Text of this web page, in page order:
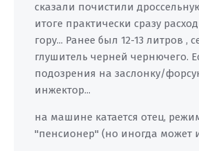
сказали почистили
итоге практически сразу
гору... Ранее был 12-13 литров ,
глушитель черней чернючего.
подозрения на заслонку/
инжектор...
на машине катается отец,
"пенсионер" (но иногда может